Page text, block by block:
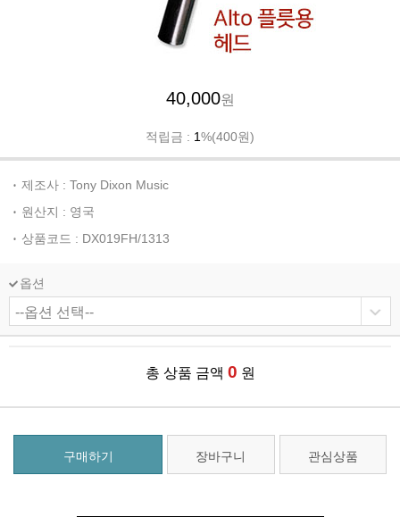
40,000원
적립금 : 1%(400원)
제조사 : Tony Dixon Music
원산지 : 영국
상품코드 : DX019FH/1313
옵션
총 상품 금액 0 원
구매하기 장바구니 관심상품